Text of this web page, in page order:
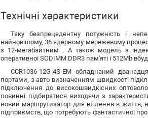
Технічні характеристики
Таку безпрецедентну потужність і
найновішому, 36 ядерному мережевому
з 12-мегабайтним . А також модель з
оперативної SODIMM DDR3 пам'яті і 512Mb
CCR1036-12G-4S-EM обладнаний
портами, з авто визначенням швидкості
підключення до високошвидкісних
повинні підбиратися виходячи з
новий маршрутизатор для втілення в життя,
підприємств, що потребують фантастичної